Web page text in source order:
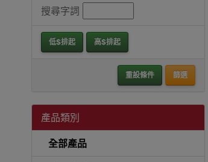
搜尋字詞
低$排起 高$排起
重設條件 篩選
產品類別
全部產品